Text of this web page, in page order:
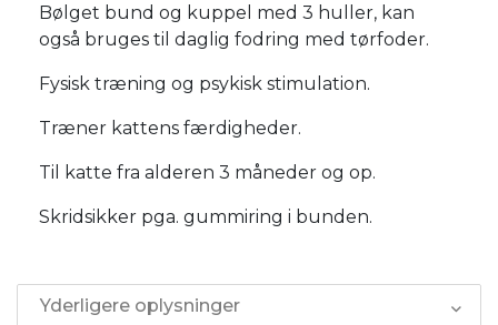
Bølget bund og kuppel med 3 huller, kan
også bruges til daglig fodring med tørfoder.
Fysisk træning og psykisk stimulation.
Træner kattens færdigheder.
Til katte fra alderen 3 måneder og op.
Skridsikker pga. gummiring i bunden.
Yderligere oplysninger